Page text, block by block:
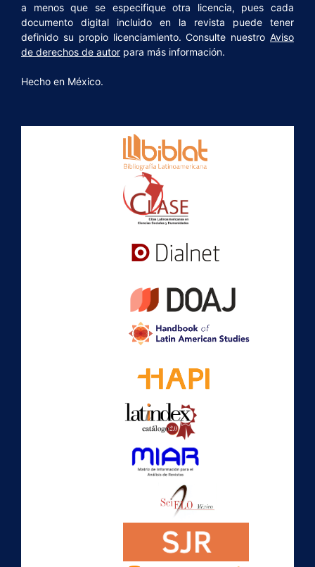
a menos que se especifique otra licencia, pues cada
documento digital incluido en la revista puede tener
definido su propio licenciamiento. Consulte nuestro Aviso
de derechos de autor para más información.
Hecho en México.